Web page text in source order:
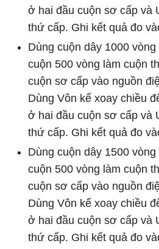
ở hai đầu cuộn sơ cấp và
thứ cấp. Ghi kết quả đo
Dùng cuộn dây 1000
cuộn 500 vòng làm cuộn
cuộn sơ cấp vào nguồn
Dùng Vôn kế xoay chiều
ở hai đầu cuộn sơ cấp và
thứ cấp. Ghi kết quả đo
Dùng cuộn dây 1500
cuộn 500 vòng làm cuộn
cuộn sơ cấp vào nguồn
Dùng Vôn kế xoay chiều
ở hai đầu cuộn sơ cấp và
thứ cấp. Ghi kết quả đo